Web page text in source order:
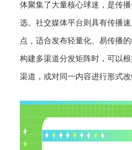
体聚集了大量核心球迷，是传
选。社交媒体平台则具有传播
点，适合发布轻量化、易传播的
构建多渠道分发矩阵时，可以
渠道，或对同一内容进行形式改